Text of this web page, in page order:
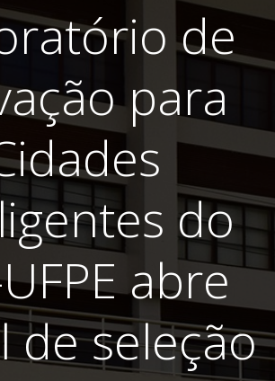
de
para
do
abre
de seleção